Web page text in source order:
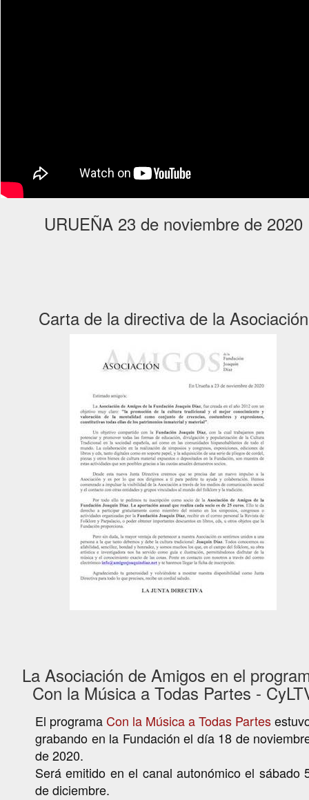
URUEÑA 23 de noviembre de 2020
Carta de la directiva de la Asociación
La Asociación de Amigos en el
Con la Música a Todas Partes -
El programa Con la Música a Todas Partes
grabando en la Fundación el día 18 de
de 2020.
Será emitido en el canal autonómico el sábado
de diciembre.